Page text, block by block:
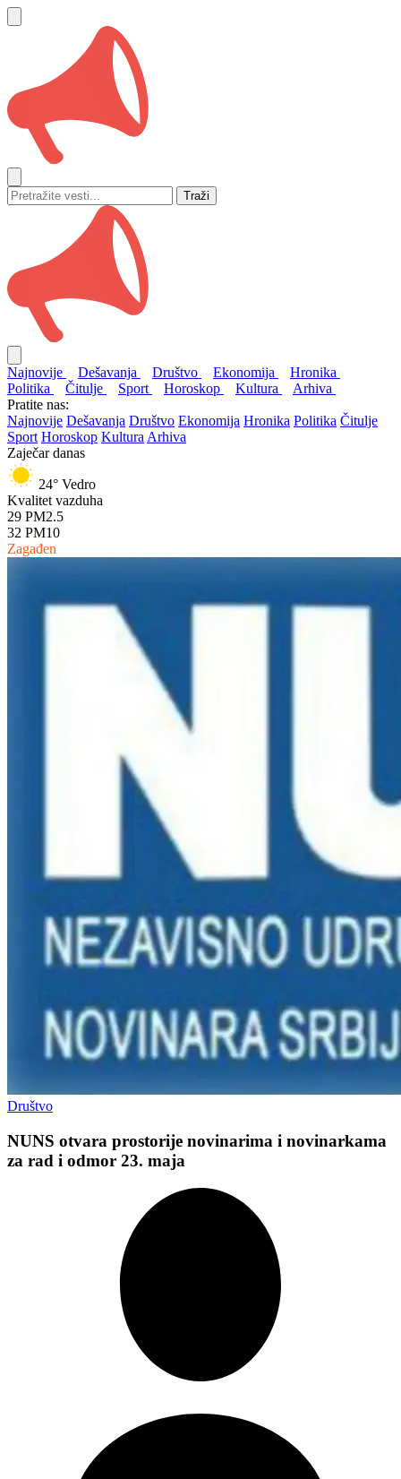
Traži
Najnovije Dešavanja Društvo Ekonomija
Hronika
Politika
Čitulje Sport Horoskop Kultura
Arhiva
Pratite nas:
Najnovije Dešavanja Društvo Ekonomija Hronika Politika Čitulje
Sport Horoskop Kultura Arhiva
Zaječar danas
24° Vedro
Kvalitet vazduha
29 PM2.5
32 PM10
Zagađen
Društvo
NUNS otvara prostorije novinarima i novinarkama
za rad i odmor 23. maja